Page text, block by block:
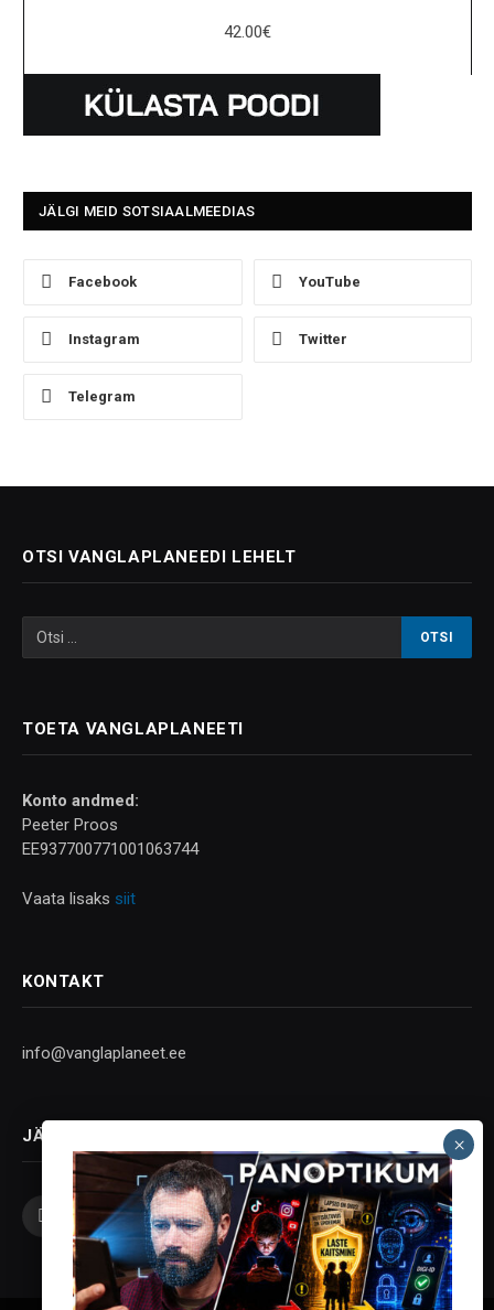
42.00€
JÄLGI MEID SOTSIAALMEEDIAS
Facebook YouTube
Instagram Twitter
Telegram
OTSI VANGLAPLANEEDI LEHELT
TOETA VANGLAPLANEETI
Konto andmed:
Peeter Proos
EE937700771001063744
Vaata lisaks siit
KONTAKT
info@vanglaplaneet.ee
JÄLGI SOTSIAALMEEDIAS
Facebook
X
(Twitter)
InstagramYouTubeTelegram